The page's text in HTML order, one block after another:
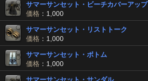
サマーサンセット・ビーチカバーアップ
価格 ：1,000
サマーサンセット・リストトーク
価格 ：1,000
サマーサンセット・ボトム
価格 ：1,000